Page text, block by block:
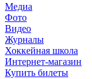
Медиа
Фото
Видео
Журналы
Хоккейная школа
Интернет-магазин
Купить билеты